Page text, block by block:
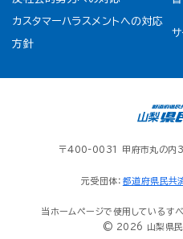
カスタマーハラスメントへの対応
方針
〒400-0031 甲府市丸の内
元受団体： 都道府県民共
当ホームページで使用しているす
© 2026 山梨県民